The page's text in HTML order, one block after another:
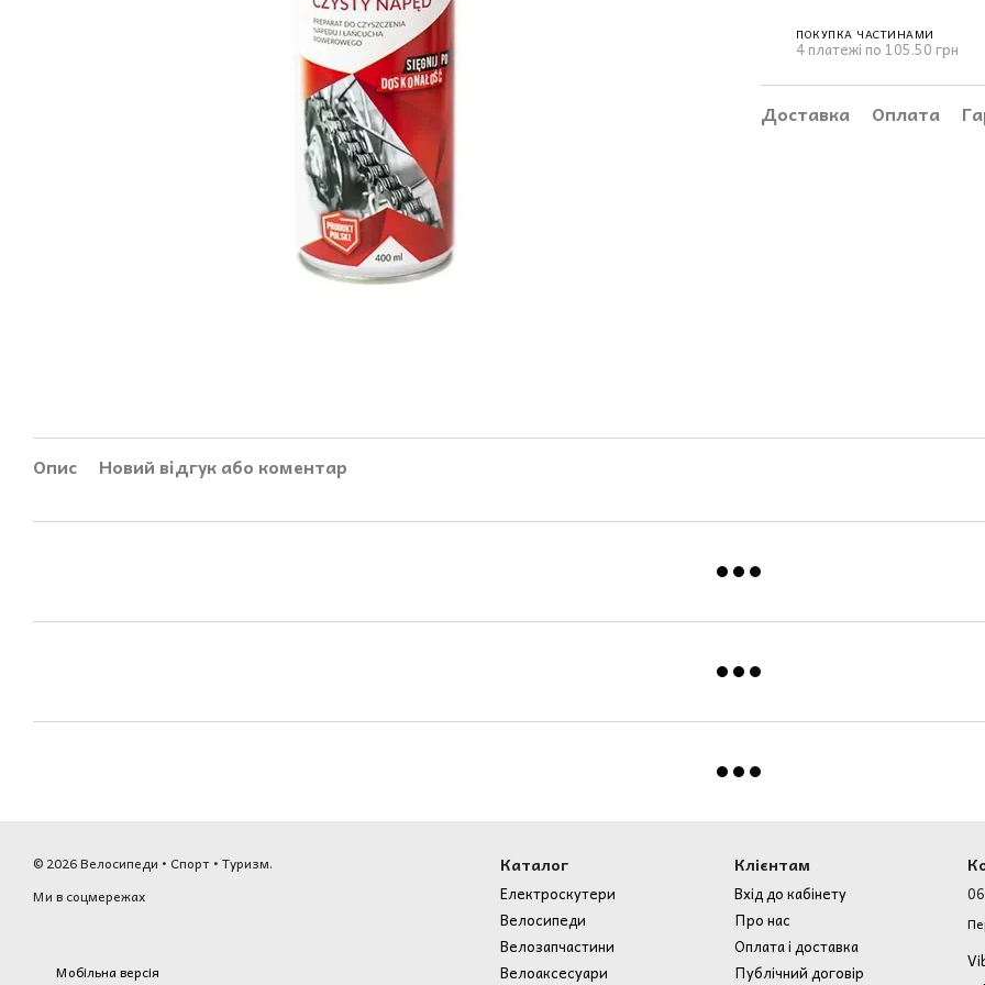
ПОКУПКА ЧАСТИНАМИ
4 платежі по 105.50 грн
Доставка Оплата
Опис Новий відгук або коментар
© 2026 Велосипеди • Спорт • Туризм.
Ми в соцмережах
Мобільна версія
Каталог
Електроскутери
Велосипеди
Велозапчастини
Велоаксесуари
Клієнтам
Вхід до кабінету
Про нас
Оплата і доставка
Публічний договір